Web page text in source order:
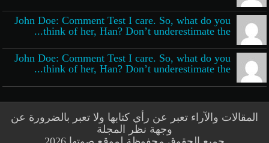
John Doe: Comment Test I care. So, what do you
think of her, Han? Don’t underestimate the...
John Doe: Comment Test I care. So, what do you
think of her, Han? Don’t underestimate the...
المقالات والآراء تعبر عن رأي كتابها ولا تعبر بالضرورة عن
وجهة نظر المجلة